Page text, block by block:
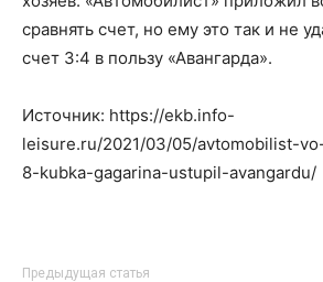
сравнять счет, но ему это так и не
счет 3:4 в пользу «Авангарда».
Источник: https://ekb.info-
leisure.ru/2021/03/05/avtomobilist-
8-kubka-gagarina-ustupil-avangardu/
Предыдущая статья